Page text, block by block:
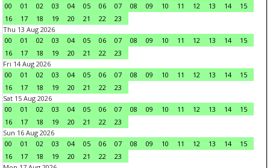
00
01 02 03 04 05 06 07 08 09 10 11 12 13 14
15
16
17 18 19 20 21 22
23
Thu 13 Aug 2026
00
01 02 03 04 05 06 07 08 09 10 11 12 13 14
15
16
17 18 19 20 21 22
23
Fri 14 Aug 2026
00
01 02 03 04 05 06 07 08 09 10 11 12 13 14
15
16
17 18 19 20 21 22
23
Sat 15 Aug 2026
00
01 02 03 04 05 06 07 08 09 10 11 12 13 14
15
16
17 18 19 20 21 22
23
Sun 16 Aug 2026
00
01 02 03 04 05 06 07 08 09 10 11 12 13 14
15
16
17 18 19 20 21 22
23